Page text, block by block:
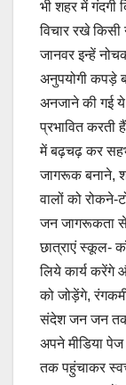
भी शहर में
विचार रखे
जानवर इन्हें
अनुपयोगी कपड़े
अनजाने की गई ये
प्रभावित
में बढ़चढ़ कर
जागरूक बनाने,
वालों को
जन जागरूकता से
छात्राएं स्कूल-
लिये कार्य करेंगे
को जोड़ेंगे,
संदेश जन जन तक
अपने मीडिया
तक पहुंचाकर